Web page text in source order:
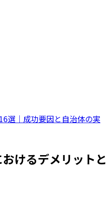
選｜成功要因と自治体の実
けるデメリットと